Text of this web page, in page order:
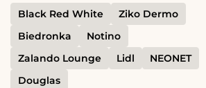
Black Red White
Ziko Dermo
Biedronka
Notino
Zalando Lounge
Lidl
NEONET
Douglas